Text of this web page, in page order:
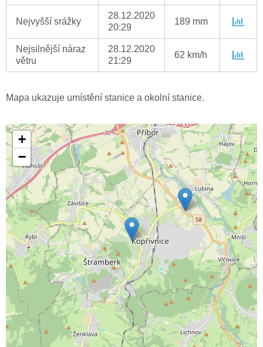
Nejvyšší srážky
28.12.2020
20:29
189 mm
Nejsilnější náraz
větru
28.12.2020
21:29
62 km/h
Mapa ukazuje umístění stanice a okolní stanice.
+
−